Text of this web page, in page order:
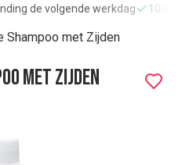
de volgende werkdag
Shampoo met Zijden
met Zijden